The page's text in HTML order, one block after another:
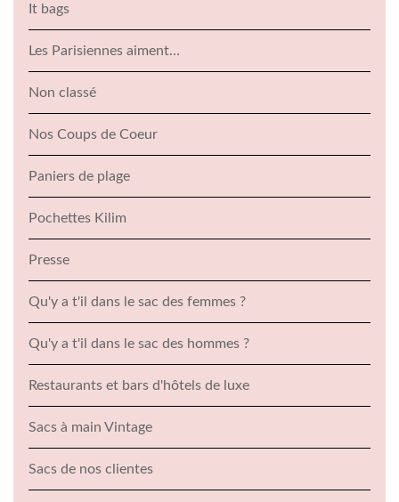
It bags
Les Parisiennes aiment…
Non classé
Nos Coups de Coeur
Paniers de plage
Pochettes Kilim
Presse
Qu'y a t'il dans le sac des femmes ?
Qu'y a t'il dans le sac des hommes ?
Restaurants et bars d'hôtels de luxe
Sacs à main Vintage
Sacs de nos clientes